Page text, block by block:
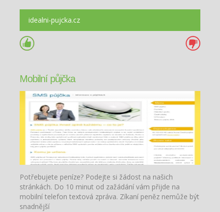
idealni-pujcka.cz
Mobilní půjčka
Potřebujete peníze? Podejte si žádost na našich
stránkách. Do 10 minut od zažádání vám přijde na
mobilní telefon textová zpráva. Zíkaní peněz nemůže být
snadnější